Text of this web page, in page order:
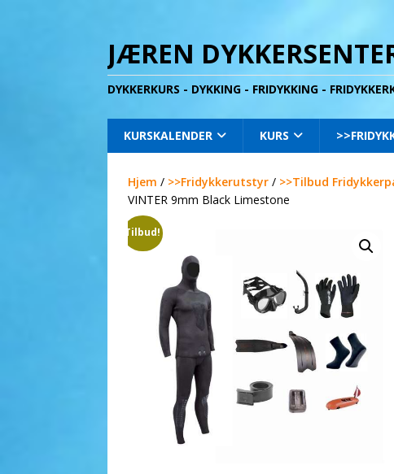
JÆREN
DYKKERKURS - DYKKING - FRIDYKKING -
KURSKALENDER KURS
Hjem / >>Fridykkerutstyr / >>Tilbud
VINTER 9mm Black Limestone
Tilbud!